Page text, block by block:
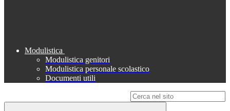
Modulistica
Modulistica genitori
Modulistica personale scolastico
Documenti utili